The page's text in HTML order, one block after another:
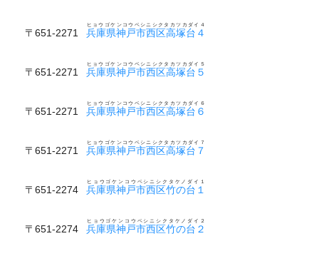
〒651-2271 兵庫県神戸市西区高塚台４
ヒョウゴケンコウベシニシクタカツカダイ４
〒651-2271 兵庫県神戸市西区高塚台５
ヒョウゴケンコウベシニシクタカツカダイ５
〒651-2271 兵庫県神戸市西区高塚台６
ヒョウゴケンコウベシニシクタカツカダイ６
〒651-2271 兵庫県神戸市西区高塚台７
ヒョウゴケンコウベシニシクタカツカダイ７
〒651-2274 兵庫県神戸市西区竹の台１
ヒョウゴケンコウベシニシクタケノダイ１
〒651-2274 兵庫県神戸市西区竹の台２
ヒョウゴケンコウベシニシクタケノダイ２